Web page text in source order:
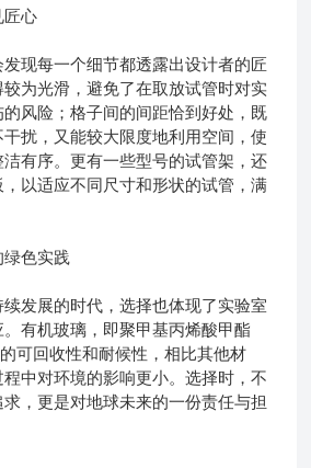
心
每一个细节都透露出设计者的匠
为光滑，避免了在取放试管时对实
风险；格子间的间距恰到好处，既
扰，又能较大限度地利用空间，使
有序。更有一些型号的试管架，还
以适应不同尺寸和形状的试管，满
色实践
展的时代，选择也体现了实验室
有机玻璃，即聚甲基丙烯酸甲酯
可回收性和耐候性，相比其他材
中对环境的影响更小。选择时，不
，更是对地球未来的一份责任与担